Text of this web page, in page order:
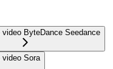
video ByteDance Seedance
video Sora